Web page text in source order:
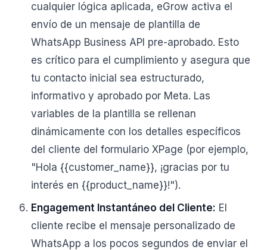
cualquier lógica aplicada, eGrow activa el
envío de un mensaje de plantilla de
WhatsApp Business API pre-aprobado. Esto
es crítico para el cumplimiento y asegura que
tu contacto inicial sea estructurado,
informativo y aprobado por Meta. Las
variables de la plantilla se rellenan
dinámicamente con los detalles específicos
del cliente del formulario XPage (por ejemplo,
"Hola {{customer_name}}, ¡gracias por tu
interés en {{product_name}}!").
Engagement Instantáneo del Cliente: El
cliente recibe el mensaje personalizado de
WhatsApp a los pocos segundos de enviar el